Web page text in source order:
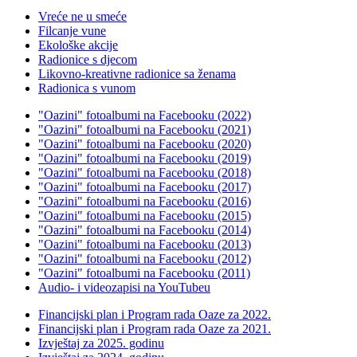
Vreće ne u smeće
Filcanje vune
Ekološke akcije
Radionice s djecom
Likovno-kreativne radionice sa ženama
Radionica s vunom
"Oazini" fotoalbumi na Facebooku (2022)
"Oazini" fotoalbumi na Facebooku (2021)
"Oazini" fotoalbumi na Facebooku (2020)
"Oazini" fotoalbumi na Facebooku (2019)
"Oazini" fotoalbumi na Facebooku (2018)
"Oazini" fotoalbumi na Facebooku (2017)
"Oazini" fotoalbumi na Facebooku (2016)
"Oazini" fotoalbumi na Facebooku (2015)
"Oazini" fotoalbumi na Facebooku (2014)
"Oazini" fotoalbumi na Facebooku (2013)
"Oazini" fotoalbumi na Facebooku (2012)
"Oazini" fotoalbumi na Facebooku (2011)
Audio- i videozapisi na YouTubeu
Financijski plan i Program rada Oaze za 2022.
Financijski plan i Program rada Oaze za 2021.
Izvještaj za 2025. godinu